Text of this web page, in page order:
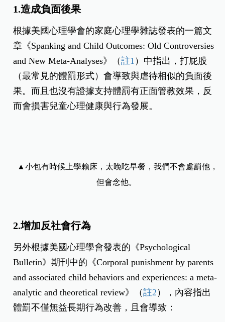
1.造成負面後果
根據美國心理學會的家庭心理學雜誌發表的一篇文
章《Spanking and Child Outcomes: Old Controversies
and New Meta-Analyses》（註1 ）中指出，打屁股
（最常見的體罰形式）會導致與虐待相似的負面後
果。而且也沒有證據支持體罰有正面管教效果，反
而會損害兒童心理健康與行為發展。
▲小包有時候上學賴床，太晚吃早餐，我們不會處罰他，
但會念他。
2.增加反社會行為
另外根據美國心理學會發表的《Psychological
Bulletin》期刊中的《Corporal punishment by parents
and associated child behaviors and experiences: a meta-
analytic and theoretical review》（註2 ），內容指出
體罰不僅無益長期行為改善，且會導致：